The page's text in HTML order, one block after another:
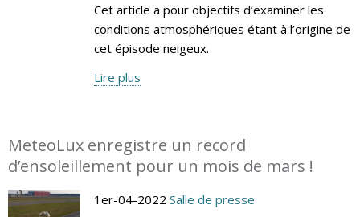
Cet article a pour objectifs d’examiner les
conditions atmosphériques étant à l’origine de
cet épisode neigeux.
Lire plus
MeteoLux enregistre un record
d’ensoleillement pour un mois de mars !
1er-04-2022 Salle de presse